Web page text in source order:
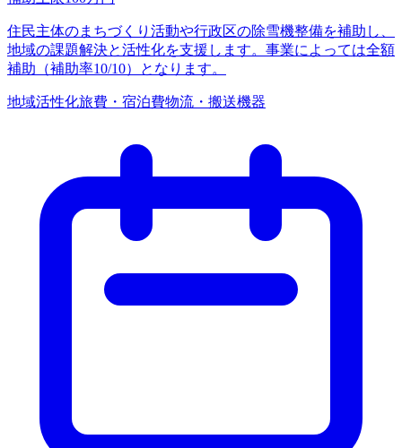
住民主体のまちづくり活動や行政区の除雪機整備を補助し、
地域の課題解決と活性化を支援します。事業によっては全額
補助（補助率10/10）となります。
地域活性化旅費・宿泊費物流・搬送機器